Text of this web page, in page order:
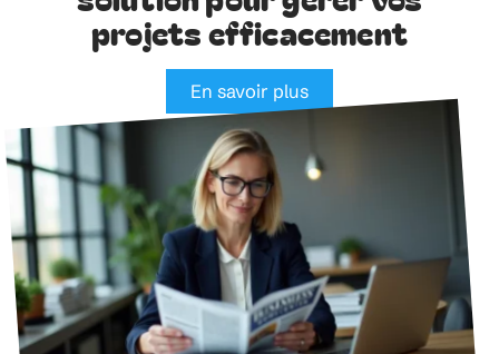
projets efficacement
En savoir plus